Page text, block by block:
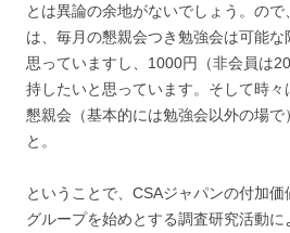
とは異論の余地がないでしょう。ので
は、毎月の懇親会つき勉強会は可能な
思っていますし、1000円（非会員は
持したいと思っています。そして時々
懇親会（基本的には勉強会以外の場
と。
ということで、CSAジャパンの付加
グループを始めとする調査研究活動に